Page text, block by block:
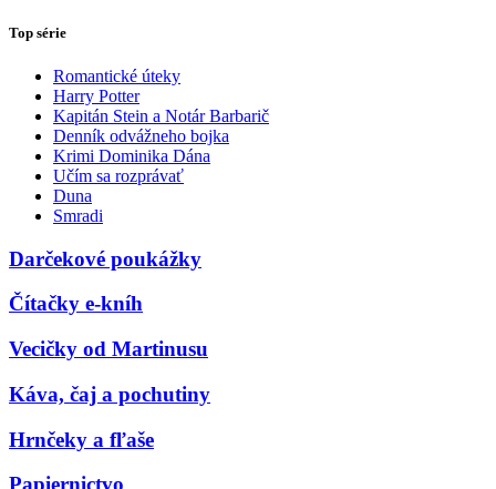
Top série
Romantické úteky
Harry Potter
Kapitán Stein a Notár Barbarič
Denník odvážneho bojka
Krimi Dominika Dána
Učím sa rozprávať
Duna
Smradi
Darčekové poukážky
Čítačky e-kníh
Vecičky od Martinusu
Káva, čaj a pochutiny
Hrnčeky a fľaše